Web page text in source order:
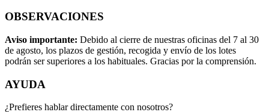
OBSERVACIONES
Aviso importante: Debido al cierre de nuestras oficinas del 7 al 30
de agosto, los plazos de gestión, recogida y envío de los lotes
podrán ser superiores a los habituales. Gracias por la comprensión.
AYUDA
¿Prefieres hablar directamente con nosotros?